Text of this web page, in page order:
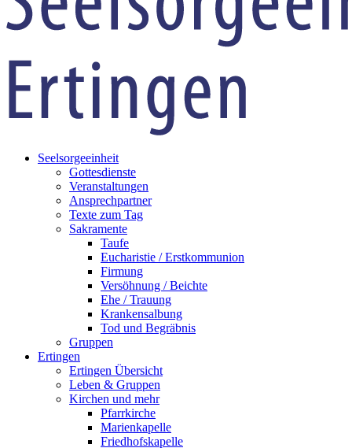
Seelsorgeeinheit
Gottesdienste
Veranstaltungen
Ansprechpartner
Texte zum Tag
Sakramente
Taufe
Eucharistie / Erstkommunion
Firmung
Versöhnung / Beichte
Ehe / Trauung
Krankensalbung
Tod und Begräbnis
Gruppen
Ertingen
Ertingen Übersicht
Leben & Gruppen
Kirchen und mehr
Pfarrkirche
Marienkapelle
Friedhofskapelle